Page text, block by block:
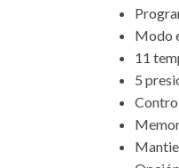
Modo
11
5